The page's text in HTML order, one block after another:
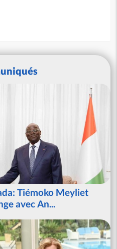
Tiémoko Meyliet
avec An...